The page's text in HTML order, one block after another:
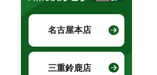
名古屋本店
三重鈴鹿店